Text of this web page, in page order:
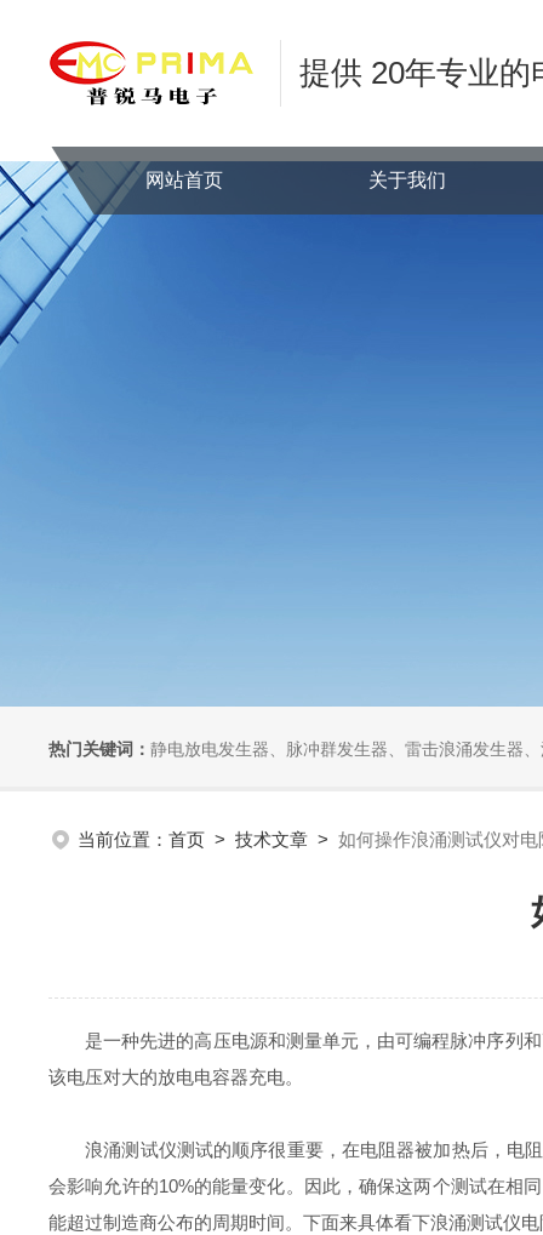
提供 20年专业
网站首页 关于我们
热门关键词： 静电放电发生器、脉冲群发生器、雷击浪涌发生器、汽车干扰模拟器、组
当前位置： 首页 > 技术文章 > 如何操作浪涌测试仪对
是一种先进的高压电源和测量单元，由可编程脉冲序列和
该电压对大的放电电容器充电。
浪涌测试仪测试的顺序很重要，在电阻器被加热后，电阻
会影响允许的10%的能量变化。因此，确保这两个测试在相
能超过制造商公布的周期时间。下面来具体看下浪涌测试仪